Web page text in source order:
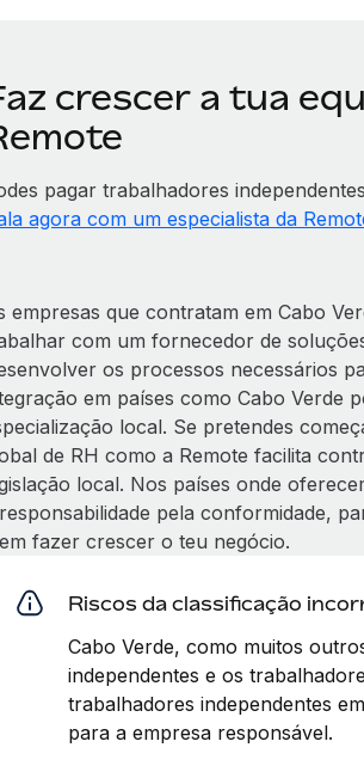
crescer a tua
pagar trabalhadores
agora com um especialista da
empresas que contratam em Cabo
com um fornecedor de
os processos necessários
em países como Cabo Verde
local. Se pretendes
de RH como a Remote facilita
local. Nos países onde
pela conformidade,
fazer crescer o teu negócio.
Riscos da classificação
Cabo Verde, como muitos
independentes e os
trabalhadores independentes
para a empresa responsável.